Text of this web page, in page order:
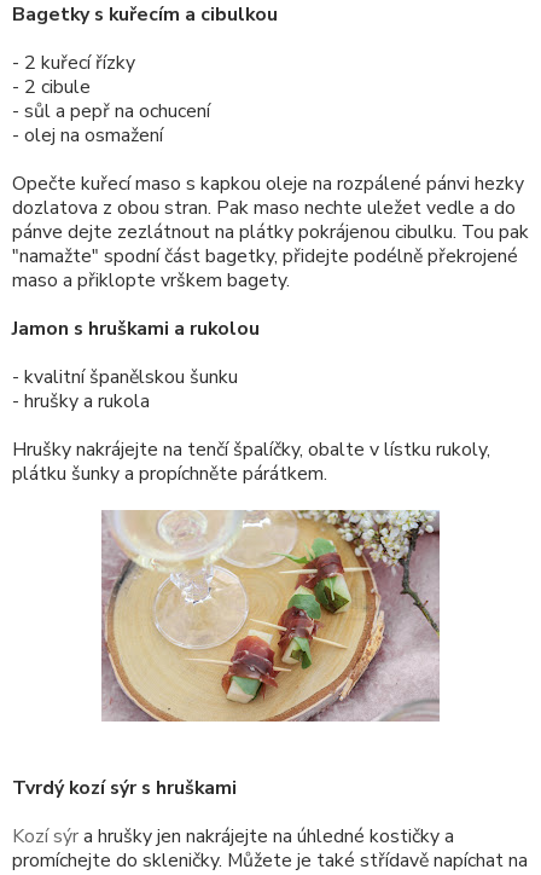
Bagetky s kuřecím a cibulkou
- 2 kuřecí řízky
- 2 cibule
- sůl a pepř na ochucení
- olej na osmažení
Opečte kuřecí maso s kapkou oleje na rozpálené pánvi hezky
dozlatova z obou stran. Pak maso nechte uležet vedle a do
pánve dejte zezlátnout na plátky pokrájenou cibulku. Tou pak
"namažte" spodní část bagetky, přidejte podélně překrojené
maso a přiklopte vrškem bagety.
Jamon s hruškami a rukolou
- kvalitní španělskou šunku
- hrušky a rukola
Hrušky nakrájejte na tenčí špalíčky, obalte v lístku rukoly,
plátku šunky a propíchněte párátkem.
Tvrdý kozí sýr s hruškami
Kozí sýra hrušky jen nakrájejte na úhledné kostičky a
promíchejte do skleničky. Můžete je také střídavě napíchat na